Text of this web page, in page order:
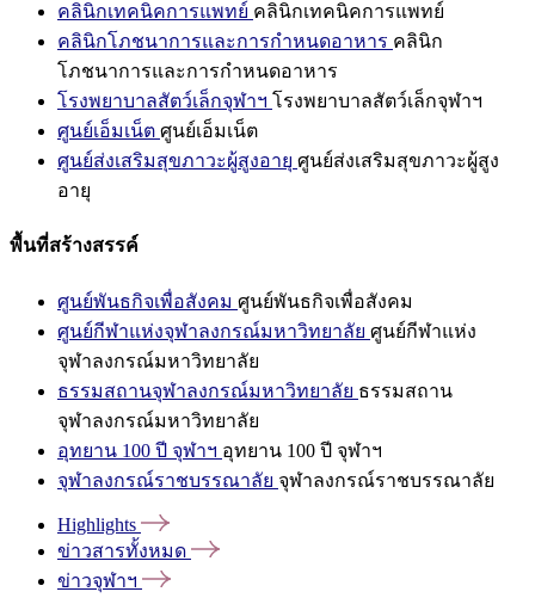
คลินิกเทคนิคการแพทย์ คลินิกเทคนิคการแพทย์
คลินิกโภชนาการและการกำหนดอาหาร คลินิก
โภชนาการและการกำหนดอาหาร
โรงพยาบาลสัตว์เล็กจุฬาฯ โรงพยาบาลสัตว์เล็กจุฬาฯ
ศูนย์เอ็มเน็ต ศูนย์เอ็มเน็ต
ศูนย์ส่งเสริมสุขภาวะผู้สูงอายุ ศูนย์ส่งเสริมสุขภาวะผู้สูง
อายุ
พื้นที่สร้างสรรค์
ศูนย์พันธกิจเพื่อสังคม ศูนย์พันธกิจเพื่อสังคม
ศูนย์กีฬาแห่งจุฬาลงกรณ์มหาวิทยาลัย ศูนย์กีฬาแห่ง
จุฬาลงกรณ์มหาวิทยาลัย
ธรรมสถานจุฬาลงกรณ์มหาวิทยาลัย ธรรมสถาน
จุฬาลงกรณ์มหาวิทยาลัย
อุทยาน 100 ปี จุฬาฯ อุทยาน 100 ปี จุฬาฯ
จุฬาลงกรณ์ราชบรรณาลัย จุฬาลงกรณ์ราชบรรณาลัย
Highlights
ข่าวสารทั้งหมด
ข่าวจุฬาฯ